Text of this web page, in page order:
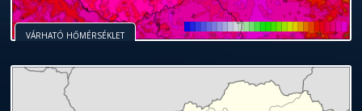
VÁRHATÓ HŐMÉRSÉKLET